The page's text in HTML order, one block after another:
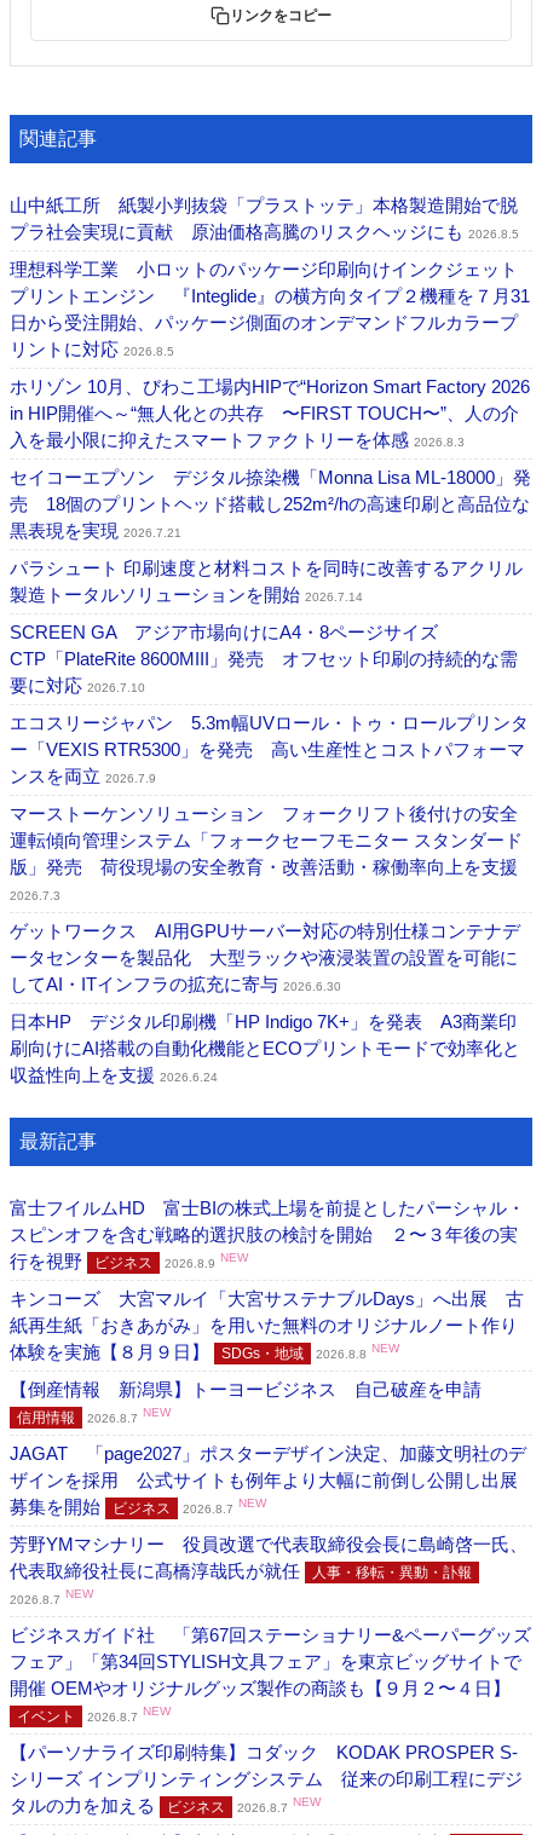
リンクをコピー
関連記事
山中紙工所 紙製小判抜袋「プラストッテ」本格製造開始で脱
プラ社会実現に貢献 原油価格高騰のリスクヘッジにも 2026.8.5
理想科学工業 小ロットのパッケージ印刷向けインクジェット
プリントエンジン 『Integlide』の横方向タイプ２機種を７月31
日から受注開始、パッケージ側面のオンデマンドフルカラープ
リントに対応 2026.8.5
ホリゾン 10月、びわこ工場内HIPで“Horizon Smart Factory 2026
in HIP開催へ～“無人化との共存 〜FIRST TOUCH〜”、人の介
入を最小限に抑えたスマートファクトリーを体感 2026.8.3
セイコーエプソン デジタル捺染機「Monna Lisa ML-18000」発
売 18個のプリントヘッド搭載し252m²/hの高速印刷と高品位な
黒表現を実現 2026.7.21
パラシュート 印刷速度と材料コストを同時に改善するアクリル
製造トータルソリューションを開始 2026.7.14
SCREEN GA アジア市場向けにA4・8ページサイズ
CTP「PlateRite 8600MIII」発売 オフセット印刷の持続的な需
要に対応 2026.7.10
エコスリージャパン 5.3m幅UVロール・トゥ・ロールプリンタ
ー「VEXIS RTR5300」を発売 高い生産性とコストパフォーマ
ンスを両立 2026.7.9
マーストーケンソリューション フォークリフト後付けの安全
運転傾向管理システム「フォークセーフモニター スタンダード
版」発売 荷役現場の安全教育・改善活動・稼働率向上を支援
2026.7.3
ゲットワークス AI用GPUサーバー対応の特別仕様コンテナデ
ータセンターを製品化 大型ラックや液浸装置の設置を可能に
してAI・ITインフラの拡充に寄与 2026.6.30
日本HP デジタル印刷機「HP Indigo 7K+」を発表 A3商業印
刷向けにAI搭載の自動化機能とECOプリントモードで効率化と
収益性向上を支援 2026.6.24
最新記事
富士フイルムHD 富士BIの株式上場を前提としたパーシャル・
スピンオフを含む戦略的選択肢の検討を開始 ２〜３年後の実
行を視野
ビジネス 2026.8.9 NEW
キンコーズ 大宮マルイ「大宮サステナブルDays」へ出展 古
紙再生紙「おきあがみ」を用いた無料のオリジナルノート作り
体験を実施【８月９日】
SDGs・地域 2026.8.8 NEW
【倒産情報 新潟県】トーヨービジネス 自己破産を申請
信用情報 2026.8.7 NEW
JAGAT 「page2027」ポスターデザイン決定、加藤文明社のデ
ザインを採用 公式サイトも例年より大幅に前倒し公開し出展
募集を開始
ビジネス 2026.8.7 NEW
芳野YMマシナリー 役員改選で代表取締役会長に島崎啓一氏、
代表取締役社長に髙橋淳哉氏が就任
人事・移転・異動・訃報
2026.8.7 NEW
ビジネスガイド社 「第67回ステーショナリー&ペーパーグッズ
フェア」「第34回STYLISH文具フェア」を東京ビッグサイトで
開催 OEMやオリジナルグッズ製作の商談も【９月２〜４日】
イベント 2026.8.7 NEW
【パーソナライズ印刷特集】コダック KODAK PROSPER S-
シリーズ インプリンティングシステム 従来の印刷工程にデジ
タルの力を加える
ビジネス 2026.8.7 NEW